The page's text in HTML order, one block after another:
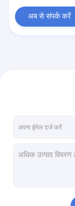
गर्म दबाने की मशीन
अब से संपर्क करें